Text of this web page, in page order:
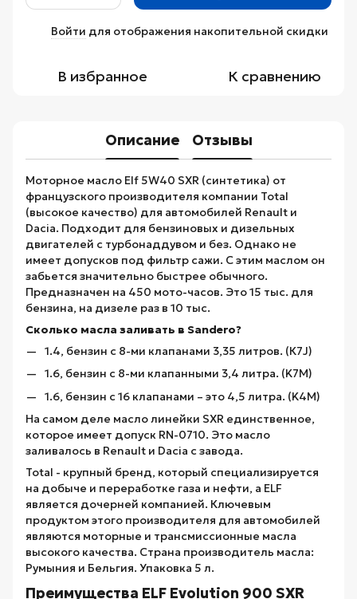
Войти для отображения накопительной скидки
В избранное К сравнению
Описание Отзывы
Моторное масло Elf 5W40 SXR (синтетика) от
французского производителя компании Total
(высокое качество) для автомобилей Renault и
Dacia. Подходит для бензиновых и дизельных
двигателей с турбонаддувом и без. Однако не
имеет допусков под фильтр сажи. С этим маслом он
забьется значительно быстрее обычного.
Предназначен на 450 мото-часов. Это 15 тыс. для
бензина, на дизеле раз в 10 тыс.
Сколько масла заливать в Sandero?
1.4, бензин с 8-ми клапанами 3,35 литров. (К7J)
1.6, бензин с 8-ми клапанными 3,4 литра. (K7M)
1.6, бензин с 16 клапанами – это 4,5 литра. (K4M)
На самом деле масло линейки SXR единственное,
которое имеет допуск RN-0710. Это масло
заливалось в Renault и Dacia с завода.
Total - крупный бренд, который специализируется
на добыче и переработке газа и нефти, а ELF
является дочерней компанией. Ключевым
продуктом этого производителя для автомобилей
являются моторные и трансмиссионные масла
высокого качества. Страна производитель масла:
Румыния и Бельгия. Упаковка 5 л.
Преимущества ELF Evolution 900 SXR